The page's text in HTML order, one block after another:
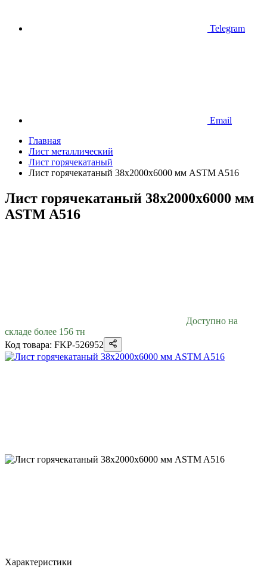
Telegram
Email
Главная
Лист металлический
Лист горячекатаный
Лист горячекатаный 38х2000х6000 мм ASTM A516
Лист горячекатаный 38х2000х6000 мм
ASTM A516
Доступно на
складе более 156 тн
Код товара: FKP-526952
Характеристики